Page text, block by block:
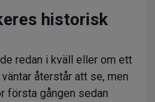
historisk
redan i kväll eller om ett
återstår att se, men
första gången sedan